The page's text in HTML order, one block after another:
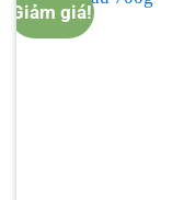
Giảm giá!